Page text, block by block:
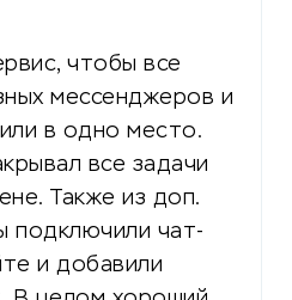
чтобы все
мессенджеров и
в одно место.
все задачи
Также из доп.
подключили чат-
и добавили